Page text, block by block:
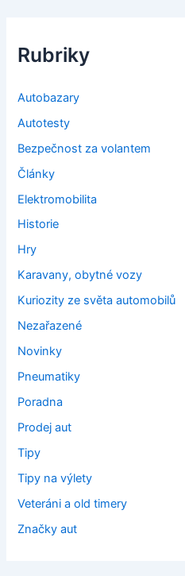
Rubriky
Autobazary
Autotesty
Bezpečnost za volantem
Články
Elektromobilita
Historie
Hry
Karavany, obytné vozy
Kuriozity ze světa automobilů
Nezařazené
Novinky
Pneumatiky
Poradna
Prodej aut
Tipy
Tipy na výlety
Veteráni a old timery
Značky aut